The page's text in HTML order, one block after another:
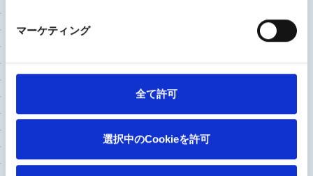
マーケティング
全て許可
選択中のCookieを許可
を希望されることがあります。人工股関節の手
術は、若い方やお年を召した方でも受けられる
手術です。しかし、大切なのは年齢ではなく、
痛みをずっと我慢した生活を送っていくのか、
それとも適切な治療を受けて日常生活を改善さ
せていくのかではないかと思います。